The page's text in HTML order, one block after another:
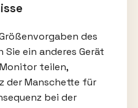
des
Sie ein anderes Gerät
teilen,
der Manschette für
bei der